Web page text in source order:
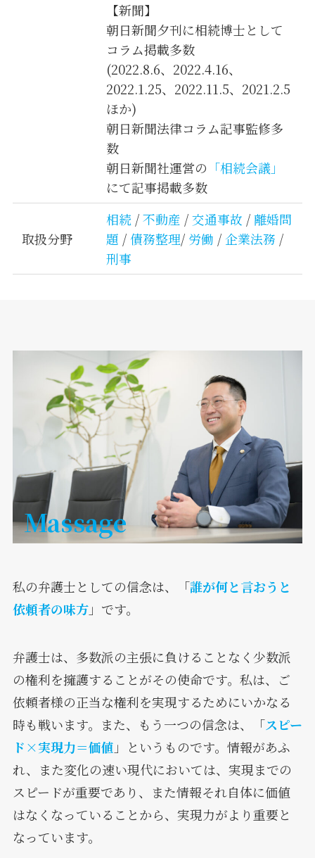
【新聞】
朝日新聞夕刊に相続博士として
コラム掲載多数
(2022.8.6、2022.4.16、
2022.1.25、2022.11.5、2021.2.5
ほか)
朝日新聞法律コラム記事監修多
数
朝日新聞社運営の 「相続会議」
にて記事掲載多数
取扱分野
相続 /不動産 /交通事故 / 離婚問
題 /債務整理/ 労働 /企業法務 /
刑事
Massage
私の弁護士としての信念は、「誰が何と言おうと
依頼者の味方」です。
弁護士は、多数派の主張に負けることなく少数派
の権利を擁護することがその使命です。私は、ご
依頼者様の正当な権利を実現するためにいかなる
時も戦います。また、もう一つの信念は、「スピー
ド×実現力＝価値 」というものです。情報があふ
れ、また変化の速い現代においては、実現までの
スピードが重要であり、また情報それ自体に価値
はなくなっていることから、実現力がより重要と
なっています。